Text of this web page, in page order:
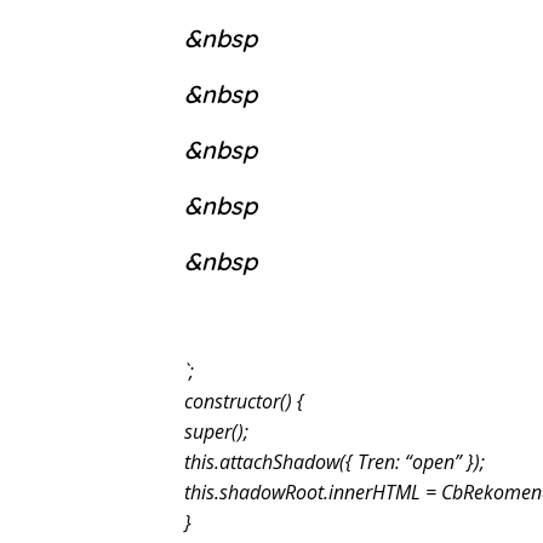
&nbsp
&nbsp
&nbsp
&nbsp
&nbsp
`;
constructor() {
super();
this.attachShadow({ Tren: “open” });
this.shadowRoot.innerHTML =
}